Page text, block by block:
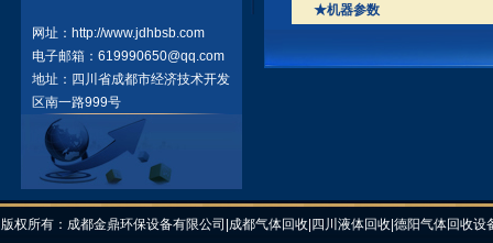
网址：http://www.jdhbsb.com
电子邮箱：619990650@qq.com
地址：四川省成都市经济技术开发
区南一路999号
★机器参数
版权所有：成都金鼎环保设备有限公司|成都气体回收|四川液体回收|德阳气体回收